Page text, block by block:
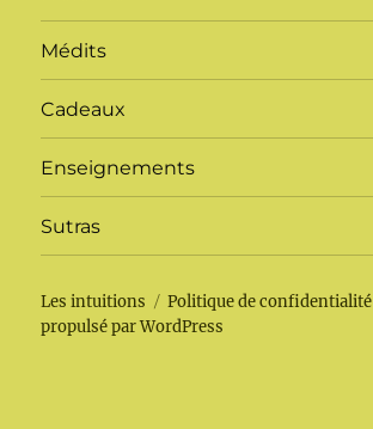
Médits
Cadeaux
Enseignements
Sutras
Les intuitions Politique de confidentialité
propulsé par WordPress